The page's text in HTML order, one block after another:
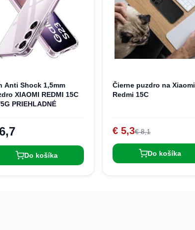
Anti Shock 1,5mm
XIAOMI REDMI 15C
PRIEHLADNÉ
Do košíka
Čierne puzdro na Xiaomi
Redmi 15C
€ 5,3€ 8,1
Do košíka